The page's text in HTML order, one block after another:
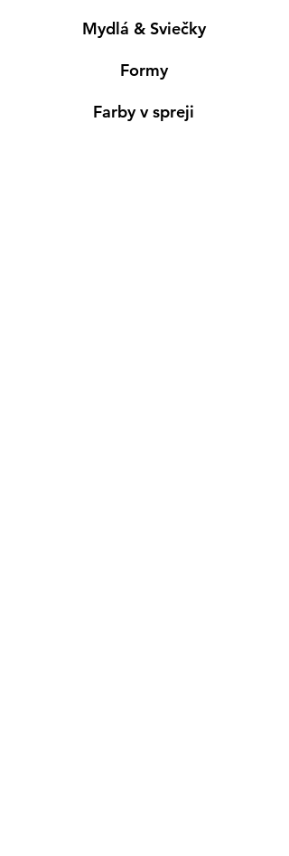
Mydlá & Sviečky
Formy
Farby v spreji